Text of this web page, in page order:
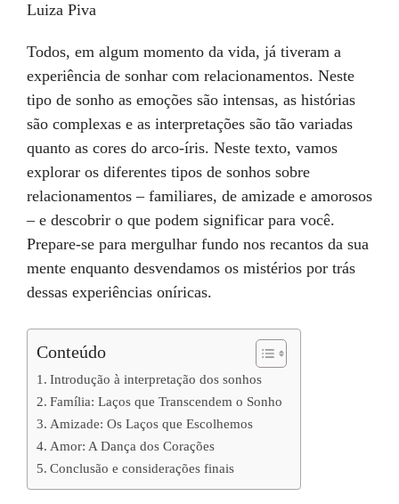
Luiza Piva
Todos, em algum momento da vida, já tiveram a
experiência de sonhar com relacionamentos. Neste
tipo de sonho as emoções são intensas, as histórias
são complexas e as interpretações são tão variadas
quanto as cores do arco-íris. Neste texto, vamos
explorar os diferentes tipos de sonhos sobre
relacionamentos – familiares, de amizade e amorosos
– e descobrir o que podem significar para você.
Prepare-se para mergulhar fundo nos recantos da sua
mente enquanto desvendamos os mistérios por trás
dessas experiências oníricas.
Conteúdo
Introdução à interpretação dos sonhos
Família: Laços que Transcendem o Sonho
Amizade: Os Laços que Escolhemos
Amor: A Dança dos Corações
Conclusão e considerações finais